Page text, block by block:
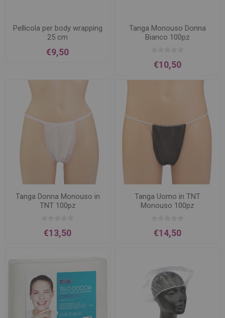
Pellicola per body wrapping
25 cm
€9,50
Tanga Monouso Donna
Bianco 100pz
€10,50
Tanga Donna Monouso in
TNT 100pz
€13,50
Tanga Uomo in TNT
Monouso 100pz
€14,50